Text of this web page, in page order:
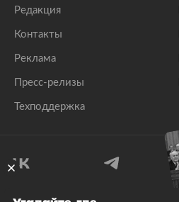
Редакция
Контакты
Реклама
Пресс-релизы
Техподдержка